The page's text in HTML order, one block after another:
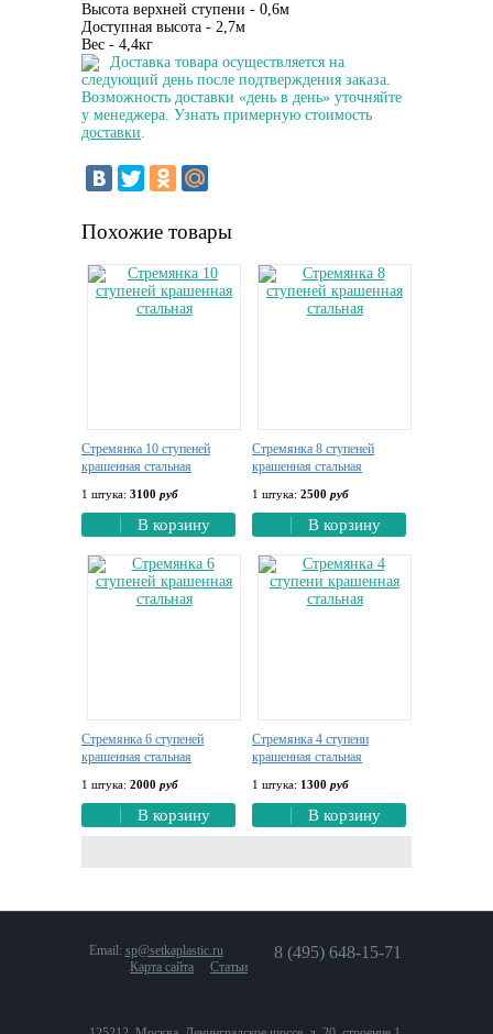
Высота верхней ступени - 0,6м
Доступная высота - 2,7м
Вес - 4,4кг
Доставка товара осуществляется на
следующий день после подтверждения заказа.
Возможность доставки «день в день» уточняйте
у менеджера. Узнать примерную стоимость
доставки.
Похожие товары
Стремянка 10 ступеней
крашенная стальная
1 штука: 3100 руб
В корзину
Стремянка 8 ступеней
крашенная стальная
1 штука: 2500 руб
В корзину
Стремянка 6 ступеней
крашенная стальная
1 штука: 2000 руб
В корзину
Стремянка 4 ступени
крашенная стальная
1 штука: 1300 руб
В корзину
8 (495) 648-15-71
Email: sp@setkaplastic.ru
Карта сайта
Статьи